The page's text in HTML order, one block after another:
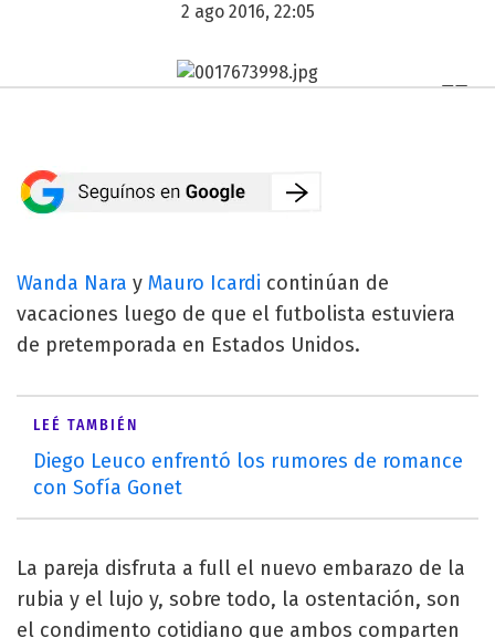
2 ago 2016, 22:05
Wanda Nara y Mauro Icardi continúan de
vacaciones luego de que el futbolista estuviera
de pretemporada en Estados Unidos.
LEÉ TAMBIÉN
Diego Leuco enfrentó los rumores de romance
con Sofía Gonet
La pareja disfruta a full el nuevo embarazo de la
rubia y el lujo y, sobre todo, la ostentación, son
el condimento cotidiano que ambos comparten